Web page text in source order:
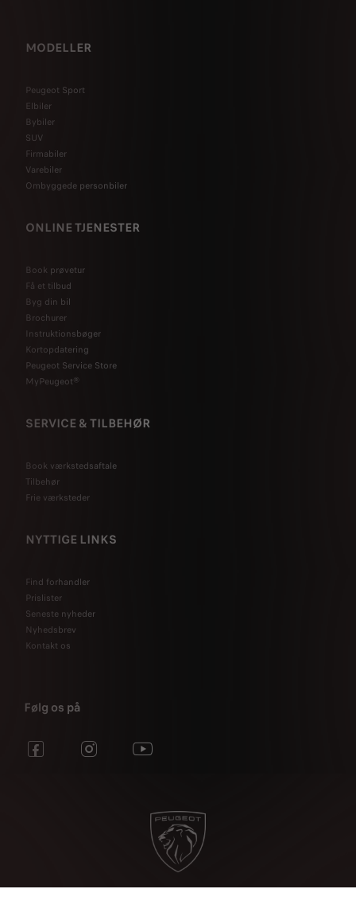
MODELLER
Peugeot Sport
Elbiler
Bybiler
SUV
Firmabiler
Varebiler
Ombyggede personbiler
ONLINE TJENESTER
Book prøvetur
Få et tilbud
Byg din bil
Brochurer
Instruktionsbøger
Kortopdatering
Peugeot Service Store
MyPeugeot®
SERVICE & TILBEHØR
Book værkstedsaftale
Tilbehør
Frie værksteder
NYTTIGE LINKS
Find forhandler
Prislister
Seneste nyheder
Nyhedsbrev
Kontakt os
Følg os på